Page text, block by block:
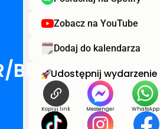
Blindfolded
Zobacz na YouTube
Dodaj do kalendarza
Udostępnij wydarzenie
Kopiuj link Messenger WhatsApp